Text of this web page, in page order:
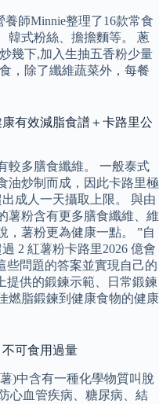
師Minnie整理了16款常食
韓式粉絲、擔擔麵等。 蔥
幾下,加入生抽五香粉少量
，除了纖維蔬菜外，每餐
有效減脂食譜＋卡路里公
較多膳食纖維。 一般泰式
油炒制而成，因此卡路里極
成人一天攝取上限。 與由
薯粉含有更多膳食纖維、維
，薯粉更為健康一點。 ”自
2 紅薯粉卡路里2026 億會
些問題的答案並實現自己的
提供的鍛鍊示範、日常鍛鍊
燃脂鍛鍊到健康食物的健康
可食用過量
)中含有一種化學物質叫脫
心血管疾病、糖尿病、結